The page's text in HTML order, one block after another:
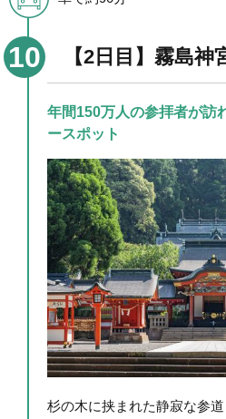
【2日目】霧島神
年間150万人の参拝者が訪
ースポット
杉の木に挟まれた静寂な参